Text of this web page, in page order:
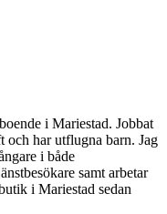
i Mariestad. Jobbat
har utflugna barn. Jag
i både
samt arbetar
i Mariestad sedan